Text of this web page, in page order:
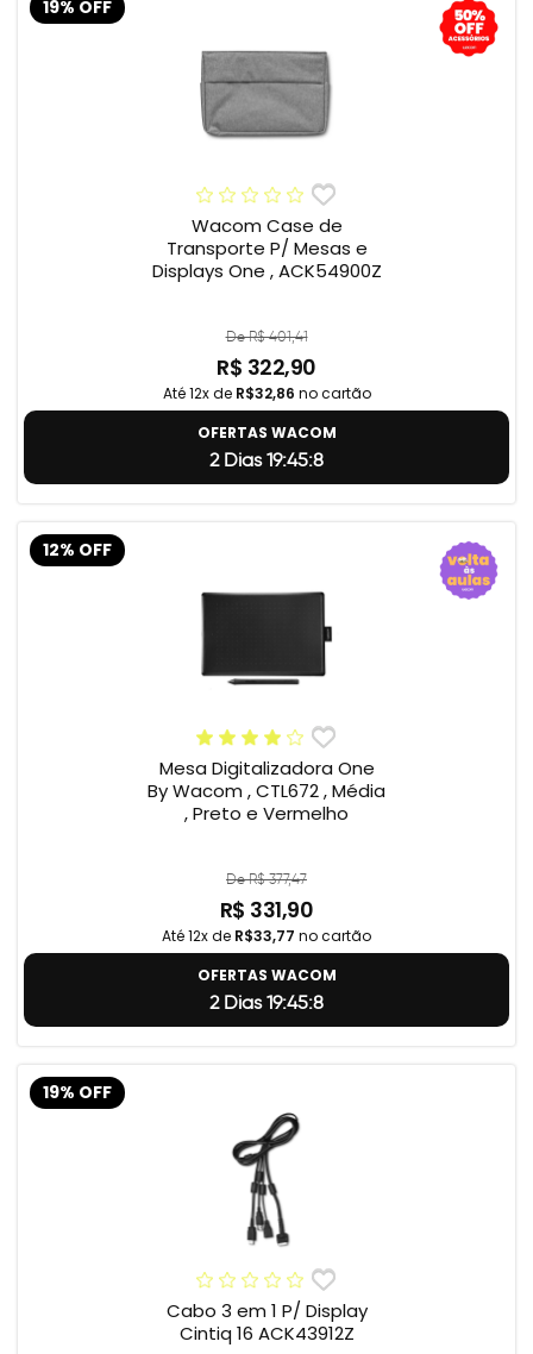
19% OFF
Wacom Case de
Transporte P/ Mesas e
Displays One , ACK54900Z
De R$ 401,41
R$ 322,90
Até 12x de R$32,86 no cartão
OFERTAS WACOM
2 Dias 19:45:7
12% OFF
Mesa Digitalizadora One
By Wacom , CTL672 , Média
, Preto e Vermelho
De R$ 377,47
R$ 331,90
Até 12x de R$33,77 no cartão
OFERTAS WACOM
2 Dias 19:45:7
19% OFF
Cabo 3 em 1 P/ Display
Cintiq 16 ACK43912Z